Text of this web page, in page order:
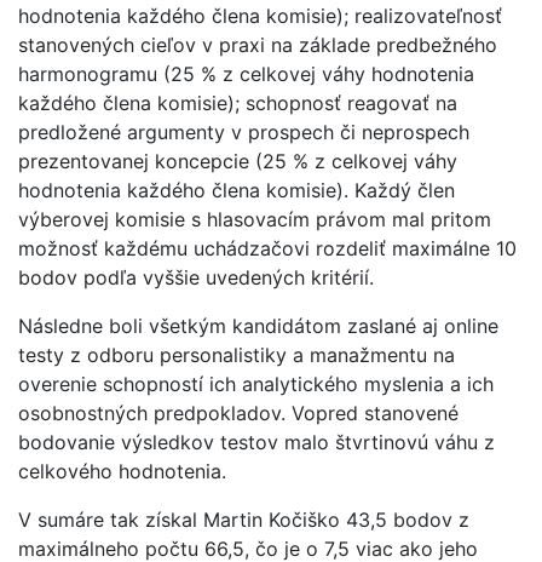
hodnotenia každého člena komisie); realizovateľnosť
stanovených cieľov v praxi na základe predbežného
harmonogramu (25 % z celkovej váhy hodnotenia
každého člena komisie); schopnosť reagovať na
predložené argumenty v prospech či neprospech
prezentovanej koncepcie (25 % z celkovej váhy
hodnotenia každého člena komisie). Každý člen
výberovej komisie s hlasovacím právom mal pritom
možnosť každému uchádzačovi rozdeliť maximálne 10
bodov podľa vyššie uvedených kritérií.
Následne boli všetkým kandidátom zaslané aj online
testy z odboru personalistiky a manažmentu na
overenie schopností ich analytického myslenia a ich
osobnostných predpokladov. Vopred stanovené
bodovanie výsledkov testov malo štvrtinovú váhu z
celkového hodnotenia.
V sumáre tak získal Martin Kočiško 43,5 bodov z
maximálneho počtu 66,5, čo je o 7,5 viac ako jeho